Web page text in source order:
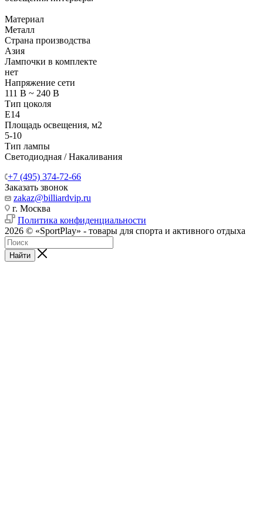
Материал
Металл
Страна производства
Азия
Лампочки в комплекте
нет
Напряжение сети
111 В ~ 240 В
Тип цоколя
Е14
Площадь освещения, м2
5-10
Тип лампы
Светодиодная / Накаливания
+7 (495) 374-72-66
Заказать звонок
zakaz@billiardvip.ru
г. Москва
Политика конфиденциальности
2026 © «SportPlay» - товары для спорта и активного отдыха
Найти